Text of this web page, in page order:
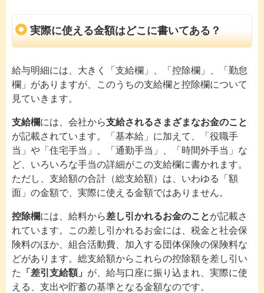
実際に使える金額はどこに書いてある？
給与明細には、大きく「支給欄」、「控除欄」、「勤怠
欄」がありますが、このうちの支給欄と控除欄について
見ていきます。
支給欄には、会社から支給されるさまざまなお金のこと
が記載されています。「基本給」に加えて、「役職手
当」や「住宅手当」、「通勤手当」、「時間外手当」な
ど、いろいろな手当の詳細がこの支給欄に書かれます。
ただし、支給額の合計（総支給額）は、いわゆる「額
面」の金額で、実際に使える金額ではありません。
控除欄には、給料から差し引かれるお金のことが記載さ
れています。この差し引かれるお金には、税金と社会保
険料のほか、組合活動費、加入する団体保険の保険料な
どがあります。総支給額からこれらの控除額を差し引い
た
「差引支給額」 が、給与口座に振り込まれ、実際に使
える、支出や貯蓄の基準となる金額なのです。